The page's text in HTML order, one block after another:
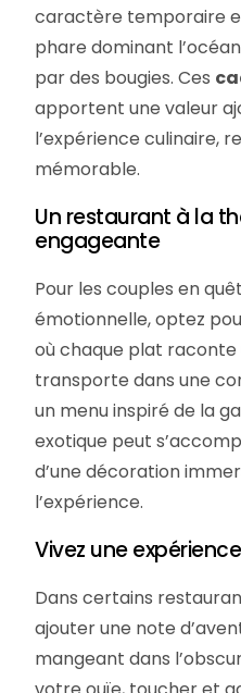
caractère temporaire
phare dominant
par des bougies. Ces
apportent une valeur
l’expérience culinaire,
mémorable.
Un restaurant à la
engageante
Pour les couples en
émotionnelle, optez
où chaque plat raconte
transporte dans une
un menu inspiré de la
exotique peut
d’une décoration
l’expérience.
Vivez une
Dans certains
ajouter une note
mangeant dans